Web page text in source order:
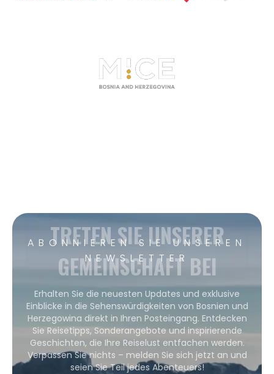
ABONNIEREN SIE UNSEREN
NEWSLETTER
TRETEN SIE UNSERER
GEMEINSCHAFT BEI
Erhalten Sie die neuesten Updates und exklusive
Einblicke in die Sehenswürdigkeiten von Bosnien und
Herzegowina direkt in Ihren Posteingang. Entdecken
Sie Reisetipps, Sonderangebote und inspirierende
Geschichten, die Ihre Reiselust entfachen werden.
Verpassen Sie nichts – melden Sie sich jetzt an und
seien Sie Teil jedes Abenteuers!